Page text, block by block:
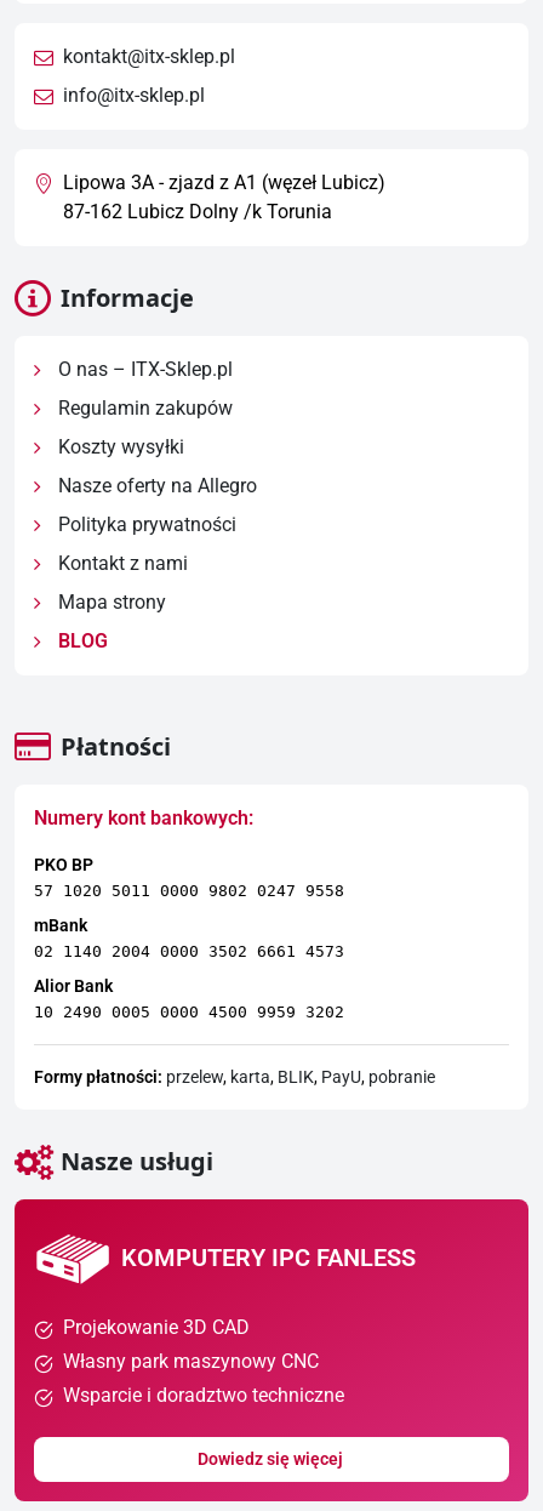
kontakt@itx-sklep.pl
info@itx-sklep.pl
Lipowa 3A - zjazd z A1 (węzeł Lubicz)
87-162 Lubicz Dolny /k Torunia
Informacje
O nas – ITX-Sklep.pl
Regulamin zakupów
Koszty wysyłki
Nasze oferty na Allegro
Polityka prywatności
Kontakt z nami
Mapa strony
BLOG
Płatności
Numery kont bankowych:
PKO BP
57 1020 5011 0000 9802 0247 9558
mBank
02 1140 2004 0000 3502 6661 4573
Alior Bank
10 2490 0005 0000 4500 9959 3202
Formy płatności: przelew, karta, BLIK, PayU, pobranie
Nasze usługi
KOMPUTERY IPC FANLESS
Projekowanie 3D CAD
Własny park maszynowy CNC
Wsparcie i doradztwo techniczne
Dowiedz się więcej